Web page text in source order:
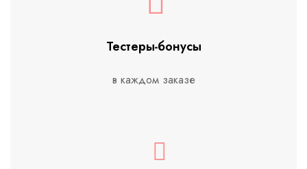
Тестеры-бонусы
в каждом заказе